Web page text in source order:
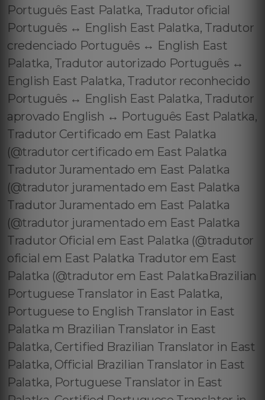
Português East Palatka, Tradutor oficial
Português ↔️ English East Palatka, Tradutor
credenciado Português ↔️ English East
Palatka, Tradutor autorizado Português ↔️
English East Palatka, Tradutor reconhecido
Português ↔️ English East Palatka, Tradutor
aprovado English ↔️ Português East Palatka,
Tradutor Certificado em East Palatka
(@tradutor certificado em East Palatka
Tradutor Juramentado em East Palatka
(@tradutor juramentado em East Palatka
Tradutor Juramentado em East Palatka
(@tradutor juramentado em East Palatka
Tradutor Oficial em East Palatka (@tradutor
oficial em East Palatka Tradutor em East
Palatka (@tradutor em East PalatkaBrazilian
Portuguese Translator in East Palatka,
Portuguese to English Translator in East
Palatka m Brazilian Translator in East
Palatka, Certified Brazilian Translator in East
Palatka, Official Brazilian Translator in East
Palatka, Portuguese Translator in East